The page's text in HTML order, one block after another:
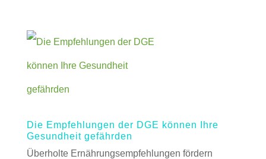
Die Empfehlungen der DGE können Ihre
Gesundheit gefährden
Überholte Ernährungsempfehlungen fördern